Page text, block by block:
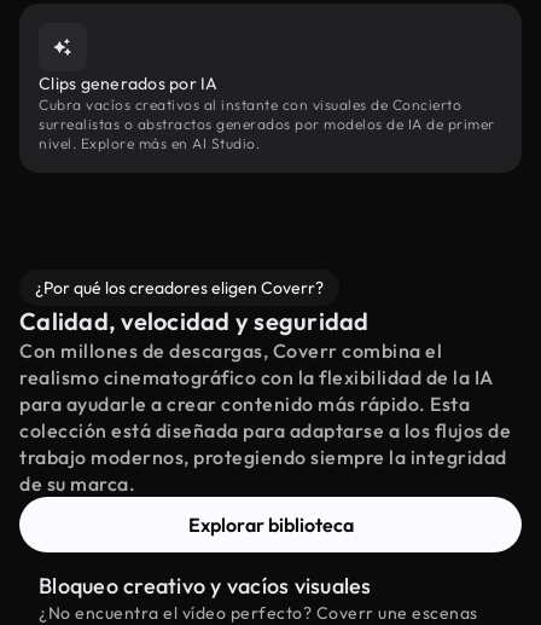
Clips generados por IA
Cubra vacíos creativos al instante con visuales de Concierto
surrealistas o abstractos generados por modelos de IA de primer
nivel. Explore más en AI Studio.
¿Por qué los creadores eligen Coverr?
Calidad, velocidad y seguridad
Con millones de descargas, Coverr combina el
realismo cinematográfico con la flexibilidad de la IA
para ayudarle a crear contenido más rápido. Esta
colección está diseñada para adaptarse a los flujos de
trabajo modernos, protegiendo siempre la integridad
de su marca.
Explorar biblioteca
Bloqueo creativo y vacíos visuales
¿No encuentra el vídeo perfecto? Coverr une escenas